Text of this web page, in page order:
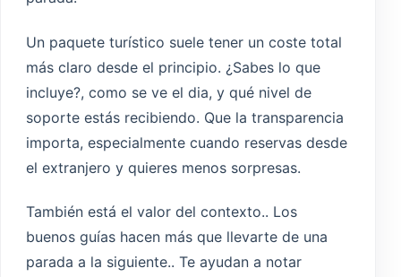
Un paquete turístico suele tener un coste total
más claro desde el principio. ¿Sabes lo que
incluye?, como se ve el dia, y qué nivel de
soporte estás recibiendo. Que la transparencia
importa, especialmente cuando reservas desde
el extranjero y quieres menos sorpresas.
También está el valor del contexto.. Los
buenos guías hacen más que llevarte de una
parada a la siguiente.. Te ayudan a notar